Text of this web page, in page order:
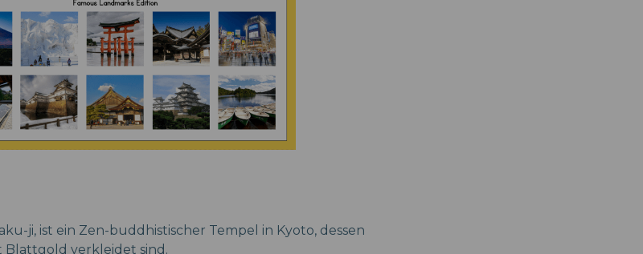
ji, ist ein Zen-buddhistischer Tempel in Kyoto, dessen
Blattgold verkleidet sind.